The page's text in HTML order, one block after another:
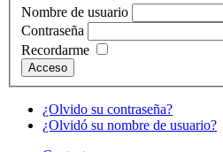
Nombre de usuario
Contraseña
Recordarme
¿Olvido su contraseña?
¿Olvidó su nombre de usuario?